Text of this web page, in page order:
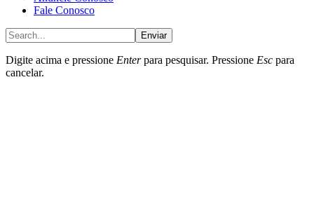
Fale Conosco
Enviar
Digite acima e pressione Enterpara pesquisar. Pressione Esc para
cancelar.